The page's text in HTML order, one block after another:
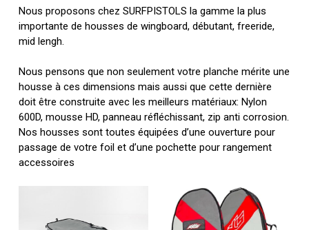
Nous proposons chez SURFPISTOLS la gamme la plus
importante de housses de wingboard, débutant, freeride,
mid lengh.
Nous pensons que non seulement votre planche mérite une
housse à ces dimensions mais aussi que cette dernière
doit être construite avec les meilleurs matériaux: Nylon
600D, mousse HD, panneau réfléchissant, zip anti corrosion.
Nos housses sont toutes équipées d’une ouverture pour
passage de votre foil et d’une pochette pour rangement
accessoires